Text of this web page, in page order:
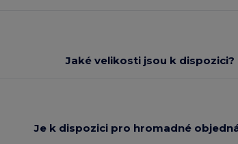
Jaké velikosti jsou k dispozici?
Je k dispozici pro hromadné